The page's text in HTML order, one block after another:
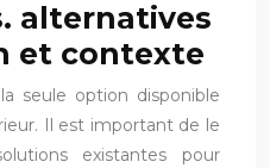
alternatives
et contexte
seule option disponible
Il est important de le
existantes pour